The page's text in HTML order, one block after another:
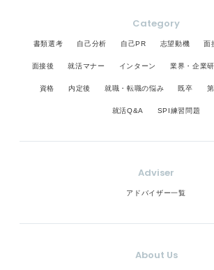
Category
書類選考 自己分析 自己PR 志望動機 面
面接後 就活マナー インターン 業界・企業
資格 内定後 就職・転職の悩み 既卒
就活Q&A SPI練習問題
Adviser
アドバイザー一覧
About Us